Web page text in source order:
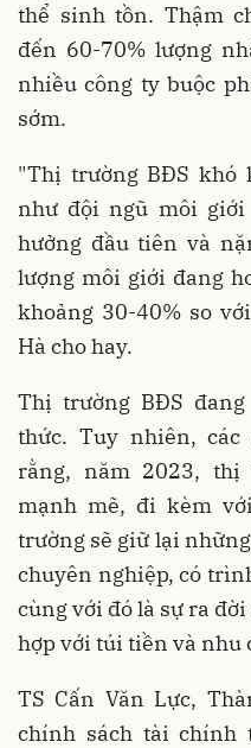
thể sinh tồn. Thậm
đến 60-70% lượng
nhiều công ty buộc
sớm.
"Thị trường BĐS khó
như đội ngũ môi
hưởng đầu tiên và
lượng môi giới đang
khoảng 30-40% so
Hà cho hay.
Thị trường BĐS
thức. Tuy nhiên,
rằng, năm 2023,
mạnh mẽ, đi kèm
trường sẽ giữ lại
chuyên nghiệp, có
cùng với đó là sự ra
hợp với túi tiền và nhu
TS Cấn Văn Lực,
chính sách tài chính